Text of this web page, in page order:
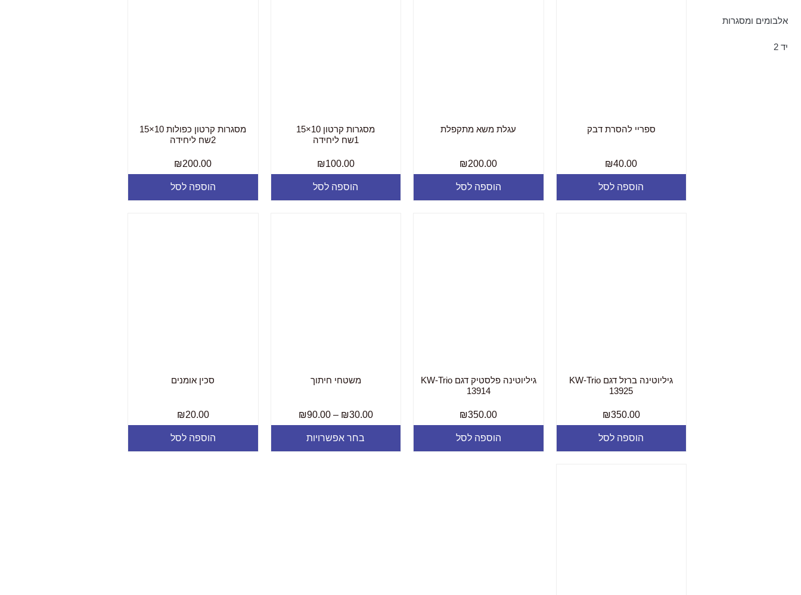
אלבומים ומסגרות
יד 2
ספריי להסרת דבק
₪40.00
הוספה לסל
עגלת משא מתקפלת
₪200.00
הוספה לסל
מסגרות קרטון 10×15
1שח ליחידה
₪100.00
הוספה לסל
מסגרות קרטון כפולות 10×15
2שח ליחידה
₪200.00
הוספה לסל
גיליוטינה ברזל דגם KW-Trio
13925
₪350.00
הוספה לסל
גיליוטינה פלסטיק דגם KW-Trio
13914
₪350.00
הוספה לסל
משטחי חיתוך
₪30.00
–
₪90.00
בחר אפשרויות
סכין אומנים
₪20.00
הוספה לסל